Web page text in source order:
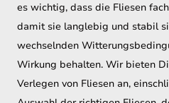
es wichtig, dass die Fliesen
damit sie langlebig und stabil
wechselnden
Wirkung behalten. Wir bieten
Verlegen von Fliesen an,